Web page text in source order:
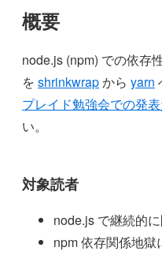
概要
node.js (npm) での依存
を shrinkwrapから yarn
プレイド勉強会での発
い。
対象読者
node.js で継続的
npm 依存関係地